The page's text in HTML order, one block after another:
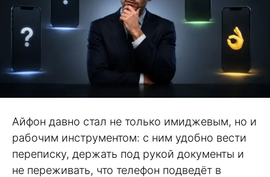
Айфон давно стал не только имиджевым, но и
рабочим инструментом: с ним удобно вести
переписку, держать под рукой документы и
не переживать, что телефон подведёт в